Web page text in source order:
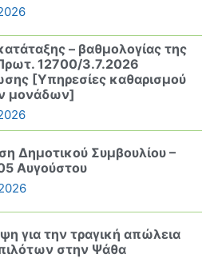
– βαθμολογίας της
12700/3.7.2026
[Υπηρεσίες καθαρισμού
μονάδων]
Δημοτικού Συμβουλίου –
Αυγούστου
για την τραγική απώλεια
στην Ψάθα